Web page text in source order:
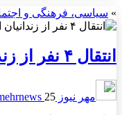
» سیاسی، فرهنگی و
انتقال ۴ نفر از زندانیان ایرانی محبوس در زندان های ترکمنستان به کشور
مهر نیوز mehrnews 25 آذر 1404